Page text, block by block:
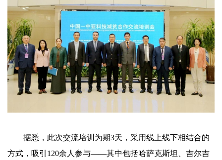
据悉，此次交流培训为期3天，采用线上线下相结合的
方式，吸引120余人参与——其中包括哈萨克斯坦、吉尔吉